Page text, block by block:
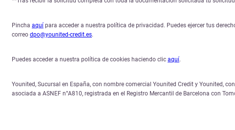
Pincha aquí para acceder a nuestra política de privacidad. Puedes ejercer tus
correo dpo@younited-credit.es.
Puedes acceder a nuestra política de cookies haciendo clic aquí.
Younited, Sucursal en España, con nombre comercial Younited Credit y Younited,
asociada a ASNEF n°A810, registrada en el Registro Mercantil de Barcelona con